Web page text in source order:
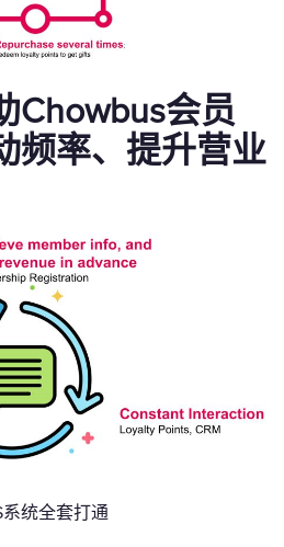
Chowbus会员
频率、提升营业
统全套打通